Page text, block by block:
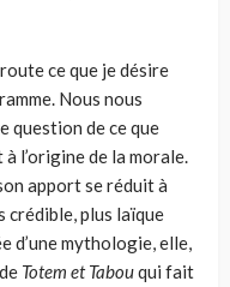
ce que je désire
Nous nous
question de ce que
l’origine de la morale.
apport se réduit à
crédible, plus laïque
d’une mythologie, elle,
Totem et Tabouqui fait